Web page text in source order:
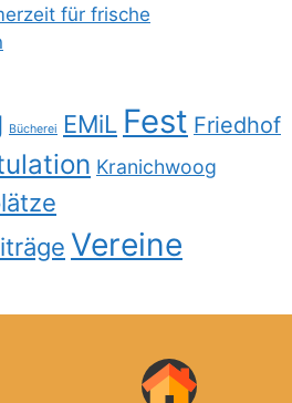
für frische
Bücherei EMiL Fest Friedhof
Kranichwoog
Vereine